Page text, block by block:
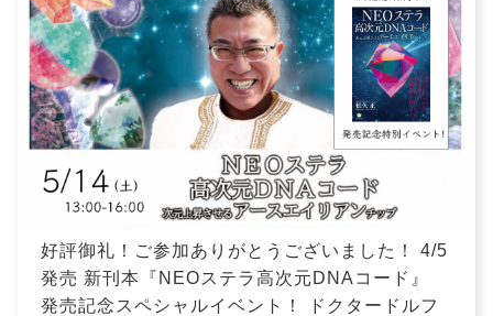
好評御礼！ご参加ありがとうございました！ 4/5
発売 新刊本『NEOステラ高次元DNAコード』
発売記念スペシャルイベント！ ドクタードルフ